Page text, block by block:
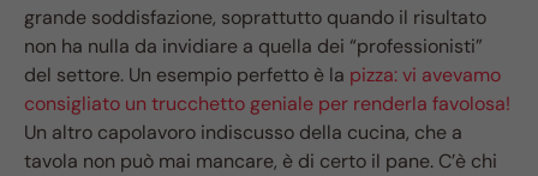
grande soddisfazione, soprattutto quando il risultato
non ha nulla da invidiare a quella dei “professionisti”
del settore. Un esempio perfetto è la pizza: vi avevamo
consigliato un trucchetto geniale per renderla favolosa!
Un altro capolavoro indiscusso della cucina, che a
tavola non può mai mancare, è di certo il pane. C’è chi